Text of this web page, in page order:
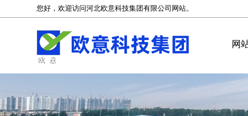
您好，欢迎访问河北欧意科技集团有限公司网站。
网